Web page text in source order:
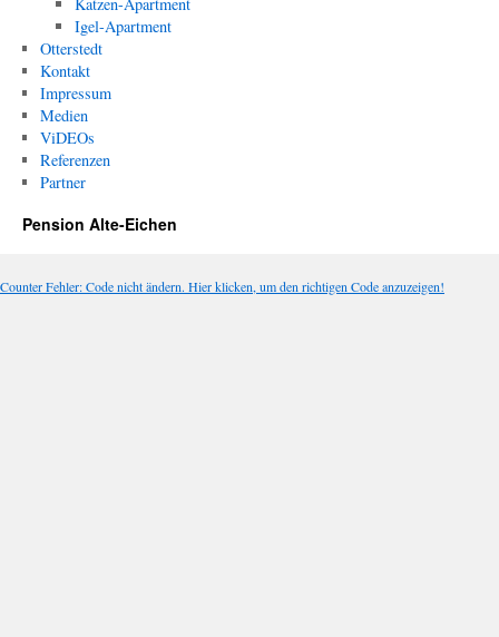
Igel-Apartment
Otterstedt
Kontakt
Impressum
Medien
ViDEOs
Referenzen
Partner
Pension Alte-Eichen
Counter Fehler: Code nicht ändern. Hier klicken, um den richtigen Code anzuzeigen!